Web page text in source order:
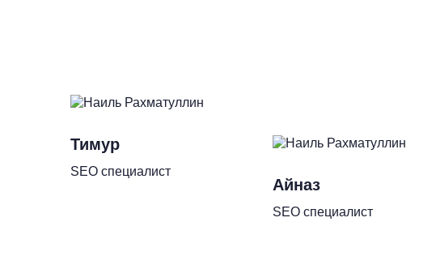
Тимур
SEO специалист
Айназ
SEO специалист